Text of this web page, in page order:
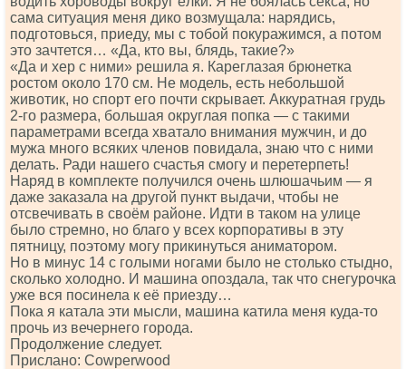
сама ситуация меня дико возмущала: нарядись,
подготовься, приеду, мы с тобой покуражимся, а потом
это зачтется… «Да, кто вы, блядь, такие?»
«Да и хер с ними» решила я. Кареглазая брюнетка
ростом около 170 см. Не модель, есть небольшой
животик, но спорт его почти скрывает. Аккуратная грудь
2-го размера, большая округлая попка — с такими
параметрами всегда хватало внимания мужчин, и до
мужа много всяких членов повидала, знаю что с ними
делать. Ради нашего счастья смогу и перетерпеть!
Наряд в комплекте получился очень шлюшачьим — я
даже заказала на другой пункт выдачи, чтобы не
отсвечивать в своём районе. Идти в таком на улице
было стремно, но благо у всех корпоративы в эту
пятницу, поэтому могу прикинуться аниматором.
Но в минус 14 с голыми ногами было не столько стыдно,
сколько холодно. И машина опоздала, так что снегурочка
уже вся посинела к её приезду…
Пока я катала эти мысли, машина катила меня куда-то
прочь из вечернего города.
Продолжение следует.
Прислано: Соwреrwооd